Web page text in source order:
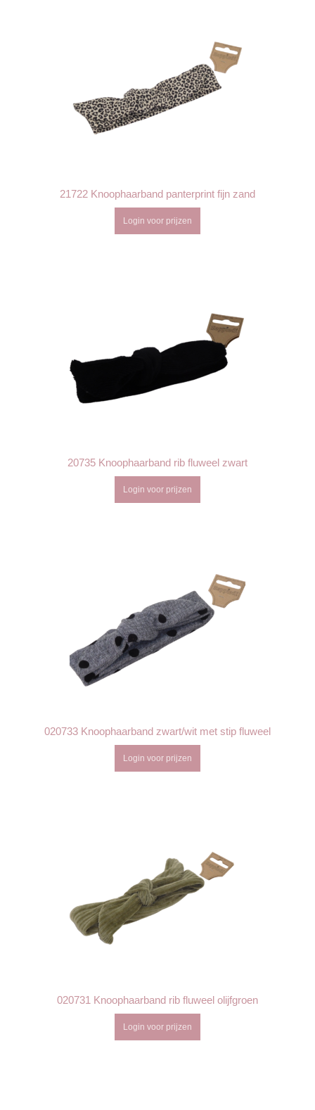
21722 Knoophaarband panterprint fijn zand
Login voor prijzen
20735 Knoophaarband rib fluweel zwart
Login voor prijzen
020733 Knoophaarband zwart/wit met stip fluweel
Login voor prijzen
020731 Knoophaarband rib fluweel olijfgroen
Login voor prijzen